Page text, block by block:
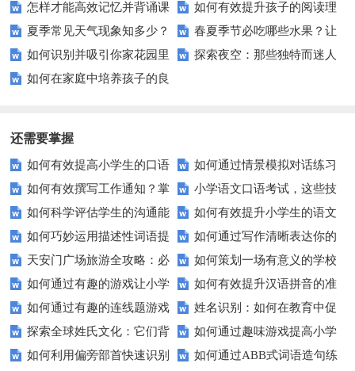
词？高效默写技巧大揭秘！
汉字？
怎样才能高效记忆并背诵课
文？这里有诀窍！
如何有效提升孩子的阅读理
解能力？这里有秘诀！
夏季常见天气现象知多少？
带你了解背后的科学原理
春夏季节必吃哪些水果？让
你吃得健康又美味！
如何识别并吸引你家花园里
的蝴蝶？
探索夜空：那些独特而迷人
如何在家庭中培养孩子的良
还需要掌握
如何有效提高小学生的口语
交际测试成绩？
如何通过情景模拟对话练习
提高你的沟通能力？
如何有效撰写工作通知？掌
握这些技巧让你的通知更专业！
小学语文口语考试，这些技
巧让孩子自信应考？
如何科学评估学生的沟通能
力？
如何有效提升小学生的语文
拼写能力？
如何巧妙运用描述性词语提
升教育效果？
如何通过写作清晰表达你的
愿望？
天安门广场旅游全攻略：必
看的历史与文化景点
如何策划一场有意义的学校
升旗仪式？
如何通过有趣的游戏让小学
生轻松掌握常见姓氏？
如何有效提升汉语拼音的准
确性和流利度？这里有妙招！
如何通过有趣的连线题游戏
提升孩子的逻辑思维能力？
姓名识别：如何在教育中促
进个性化学习？
探索全球姓氏文化：它们背
后隐藏的故事？
如何通过趣味游戏提高小学
生的拼音水平？
如何利用偏旁部首快速识别
如何通过ABB式词语造句练